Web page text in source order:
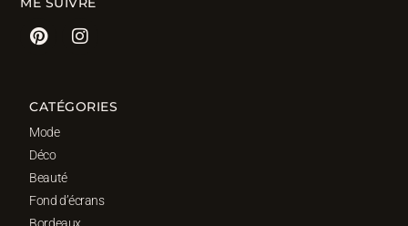
CATÉGORIES
Mode
Déco
Beauté
Fond d’écrans